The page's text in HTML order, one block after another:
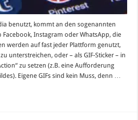
benutzt, kommt an den sogenannten
Facebook, Instagram oder WhatsApp, die
werden auf fast jeder Plattform genutzt,
unterstreichen, oder – als GIF-Sticker – in
zu setzen (z.B. eine Aufforderung
Eigene GIFs sind kein Muss, denn …